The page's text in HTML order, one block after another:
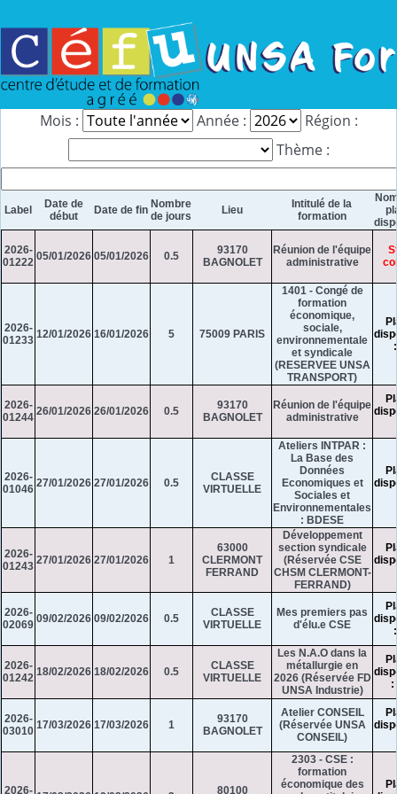
Mois : Année :
Région :
Thème :
Label
Date de
début
Date de fin Nombre
de jours
Lieu
Intitulé de la
formation
2026-
01222 05/01/2026 05/01/2026 0.5
93170
BAGNOLET
Réunion de l'équipe
administrative
2026-
01233 12/01/2026 16/01/2026 5 75009 PARIS
1401 - Congé de
formation
économique,
sociale,
environnementale
et syndicale
(RESERVEE UNSA
TRANSPORT)
2026-
01244 26/01/2026 26/01/2026 0.5
93170
BAGNOLET
Réunion de l'équipe
administrative
2026-
01046 27/01/2026 27/01/2026 0.5
CLASSE
VIRTUELLE
Ateliers INTPAR :
La Base des
Données
Economiques et
Sociales et
Environnementales
: BDESE
2026-
01243 27/01/2026 27/01/2026 1
63000
CLERMONT
FERRAND
Développement
section syndicale
(Réservée CSE
CHSM CLERMONT-
FERRAND)
2026-
02069 09/02/2026 09/02/2026 0.5
CLASSE
VIRTUELLE
Mes premiers pas
d'élu.e CSE
2026-
01242 18/02/2026 18/02/2026 0.5
CLASSE
VIRTUELLE
Les N.A.O dans la
métallurgie en
2026 (Réservée FD
UNSA Industrie)
:
2026-
03010 17/03/2026 17/03/2026 1
93170
BAGNOLET
Atelier CONSEIL
(Réservée UNSA
CONSEIL)
2026-
80100
2303 - CSE :
formation
économique des